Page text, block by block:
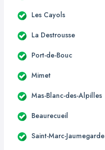
Les Cayols
La Destrousse
Port-de-Bouc
Mimet
Mas-Blanc-des-Alpilles
Beaurecueil
Saint-Marc-Jaumegarde